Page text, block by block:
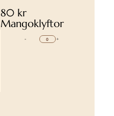
80 kr
Mangoklyftor
- +